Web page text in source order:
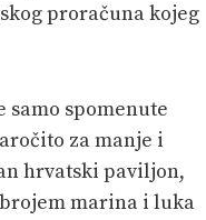
proračuna kojeg
samo spomenute
za manje i
hrvatski paviljon,
marina i luka